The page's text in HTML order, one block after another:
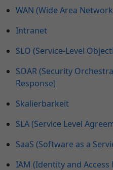
WAN (Wide Area
Intranet
SLO (Service-Level
SOAR (Security
Response)
Skalierbarkeit
SLA (Service Level
SaaS (Software as a
IAM (Identity and